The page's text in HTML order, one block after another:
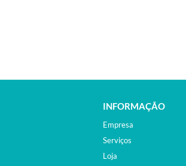
INFORMAÇÃO
Empresa
Serviços
Loja